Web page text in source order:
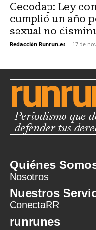
Cecodap: Ley
cumplió un año
sexual no
Redacción Runrun.es - 17 de
Periodismo que
defender tus
Quiénes
Nosotros
Nuestros
ConectaRR
runrunes